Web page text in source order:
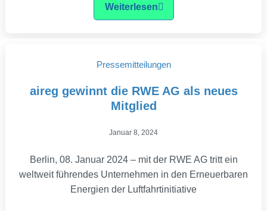
Weiterlesen
Pressemitteilungen
aireg gewinnt die RWE AG als neues
Mitglied
Januar 8, 2024
Berlin, 08. Januar 2024 – mit der RWE AG tritt ein
weltweit führendes Unternehmen in den Erneuerbaren
Energien der Luftfahrtinitiative